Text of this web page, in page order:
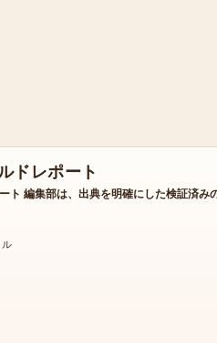
ドレポート
ト 編集部は、出典を明確にした検証済み